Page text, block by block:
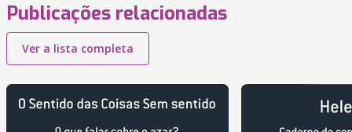
Publicações relacionadas
Ver a lista completa